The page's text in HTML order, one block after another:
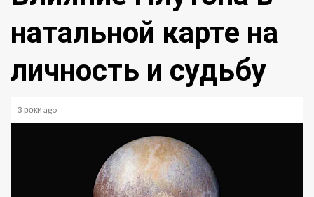
натальной карте на
личность и судьбу
3 роки ago